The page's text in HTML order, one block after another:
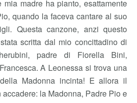
fondi a favore dei senza tetto.
madre ha pianto, esattamente
quando la faceva cantare al suo
Questa canzone, anzi questo
scritta dal mio concittadino di
padre di Fiorella Bini,
A Leonessa si trova una
Madonna incinta! E allora il